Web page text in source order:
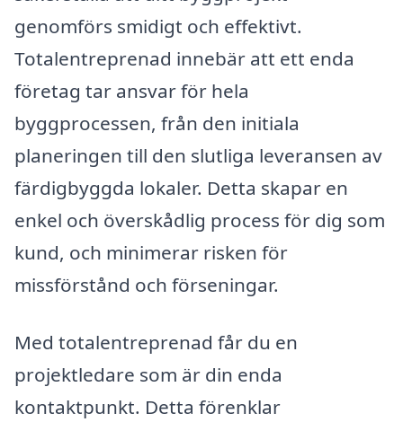
genomförs smidigt och effektivt.
Totalentreprenad innebär att ett enda
företag tar ansvar för hela
byggprocessen, från den initiala
planeringen till den slutliga leveransen av
färdigbyggda lokaler. Detta skapar en
enkel och överskådlig process för dig som
kund, och minimerar risken för
missförstånd och förseningar.
Med totalentreprenad får du en
projektledare som är din enda
kontaktpunkt. Detta förenklar